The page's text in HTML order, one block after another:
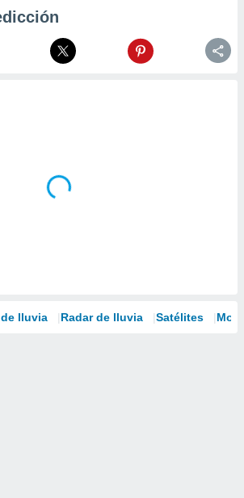
lluvia Radar de lluvia Satélites